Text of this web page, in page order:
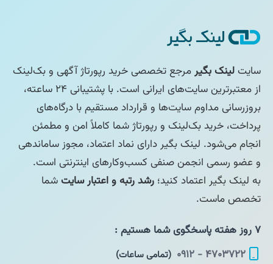
سایتلینک بگیرمرجع تخصصی خرید رپورتاژ آگهی و بک‌لینک
از معتبرترین سایت‌های ایرانی است. با پشتیبانی ۲۴ ساعته،
بروزرسانی مداوم سایت‌ها و قرارداد مستقیم با درگاه‌های
پرداخت، خرید بک‌لینک و رپورتاژ شما کاملاً امن و مطمئن
انجام می‌شود. لینک بگیر دارای نماد اعتماد، مجوز ساماندهی
و عضو رسمی انجمن صنفی کسب‌وکارهای اینترنتی است.
به لینک بگیر اعتماد کنید؛ رشد رتبه و اعتبار سایتشما
تخصص ماست.
۷ روز هفته پاسخگوی شما هستیم :
۴۷۰۳۷۲۲ - ۰۹۱۲
(تمامی ساعات)